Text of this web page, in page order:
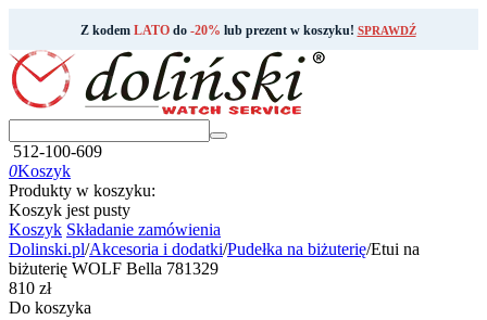
Z kodem LATOdo -20% lub prezent w koszyku! SPRAWDŹ
512-100-609
0Koszyk
Produkty w koszyku:
Koszyk jest pusty
Koszyk Składanie zamówienia
Dolinski.pl/Akcesoria i dodatki/Pudełka na biżuterię/Etui na
biżuterię WOLF Bella 781329
‍810‍ zł
Do koszyka